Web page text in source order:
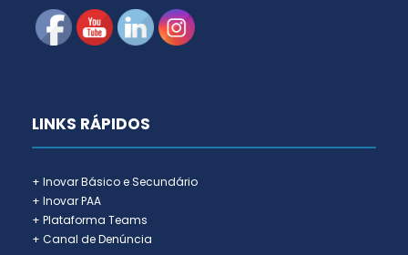
LINKS RÁPIDOS
+ Inovar Básico e Secundário
+ Inovar PAA
+ Plataforma Teams
+ Canal de Denúncia